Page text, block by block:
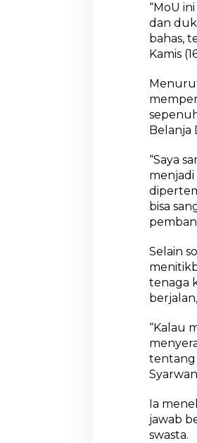
“MoU
dan
bahas,
Kamis
Belanja
“Saya
bisa
Selain
tenaga
“Kalau
tentang
Ia
jawab
swasta.